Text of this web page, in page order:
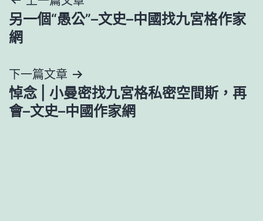
章
覽
另一個“愚公”–文史–中國找九宮格作家
網
下一篇文章
悼念 | 小曼密找九宮格私密空間斯，再
會–文史–中國作家網